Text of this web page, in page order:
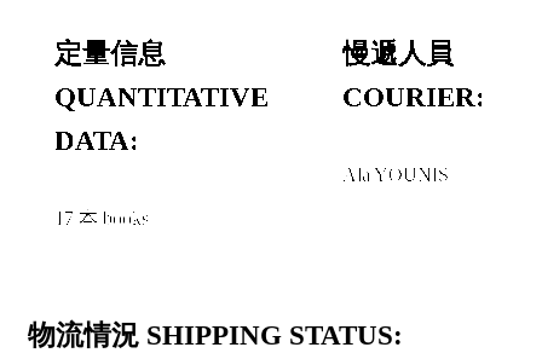
定量信息
QUANTITATIVE
DATA:
17 本 books
慢遞人員
COURIER:
Ala YOUNIS
物流情況 SHIPPING STATUS: